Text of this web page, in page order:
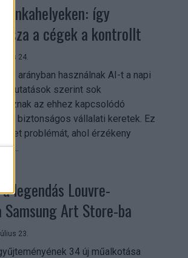
így
a cégek a kontrollt
24.
arányban használnak AI-t a napi
kutatások szerint sok
az ehhez kapcsolódó
és biztonságos vállalati keretek. Ez
problémát, ahol érzékeny
legendás Louvre-
Art Store-ba
23.
34 új műalkotása